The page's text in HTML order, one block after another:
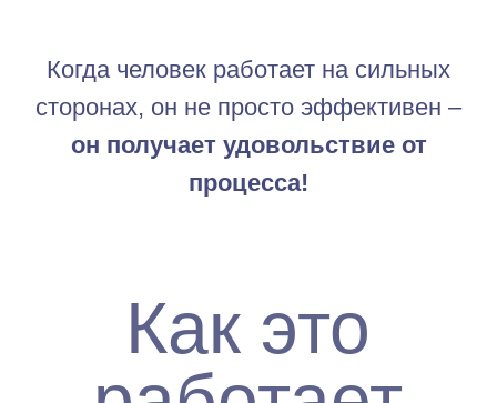
Когда человек работает на сильных
сторонах, он не просто эффективен –
он получает удовольствие от
процесса!